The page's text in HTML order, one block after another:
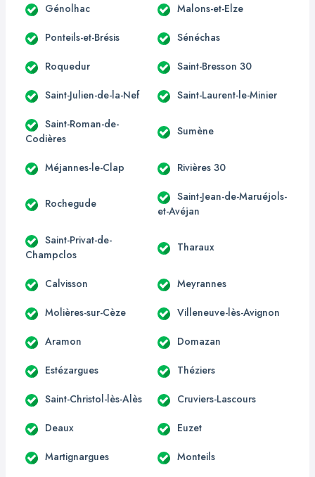
Génolhac Malons-et-Elze
Ponteils-et-Brésis Sénéchas
Roquedur Saint-Bresson 30
Saint-Julien-de-la-Nef Saint-Laurent-le-Minier
Saint-Roman-de-
Codières
Sumène
Méjannes-le-Clap Rivières 30
Rochegude
Saint-Jean-de-Maruéjols-
et-Avéjan
Saint-Privat-de-
Champclos
Tharaux
Calvisson Meyrannes
Molières-sur-Cèze Villeneuve-lès-Avignon
Aramon Domazan
Estézargues Théziers
Saint-Christol-lès-Alès Cruviers-Lascours
Deaux Euzet
Martignargues Monteils